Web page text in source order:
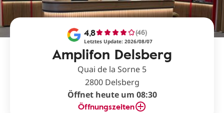
Amplifon Delsberg
4,8 (46)
Letztes Update: 2026/08/07
Quai de la Sorne 5
2800 Delsberg
Öffnet heute um 08:30
Öffnungszeiten